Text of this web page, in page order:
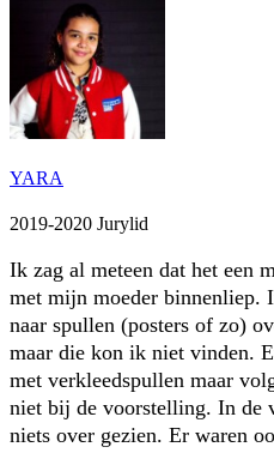
YARA
2019-2020 Jurylid
Ik zag al meteen dat het een
met mijn moeder binnenliep.
naar spullen (posters of zo)
maar die kon ik niet vinden.
met verkleedspullen maar
niet bij de voorstelling. In de
niets over gezien. Er waren